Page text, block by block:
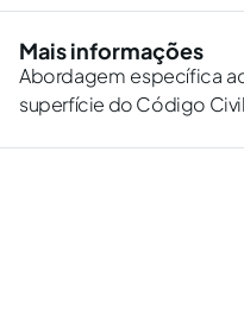
Mais informações
Abordagem específica
superfície do Código